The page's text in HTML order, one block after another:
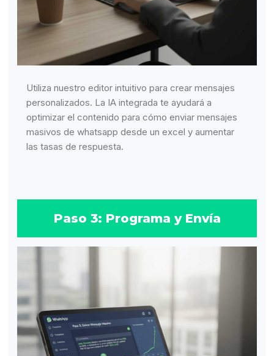
Utiliza nuestro editor intuitivo para crear mensajes
personalizados. La IA integrada te ayudará a
optimizar el contenido para cómo enviar mensajes
masivos de whatsapp desde un excel y aumentar
las tasas de respuesta.
Paso 3: Programa y Envía